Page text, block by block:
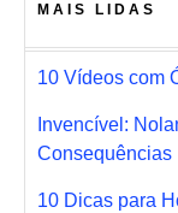
MAIS LIDAS
10 Vídeos com
Invencível:
Consequências
10 Dicas para